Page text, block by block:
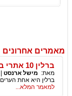
מאמרים
ברלין 10 אתרי ביקור
מאת: מישל ארנסט
ברלין היא אחת
למאמר המלא...